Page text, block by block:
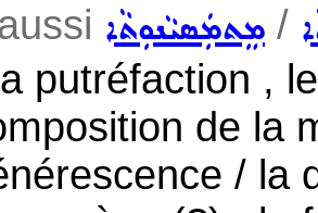
ܡܸܬܡܲܣܝܵܢܘܼܬܵܐ /
putréfaction ,
de la
/ la